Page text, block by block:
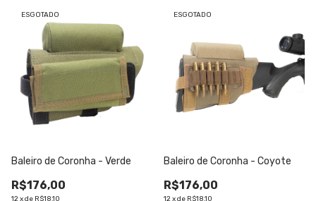
ESGOTADO
Baleiro de Coronha - Verde
R$176,00
12xde R$18,10
ESGOTADO
Baleiro de Coronha - Coyote
R$176,00
12xde R$18,10